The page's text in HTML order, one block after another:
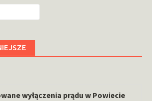
wyłączenia prądu w Powiecie